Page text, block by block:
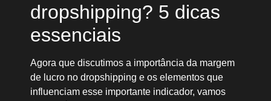
dropshipping? 5 dicas
essenciais
Agora que discutimos a importância da margem
de lucro no dropshipping e os elementos que
influenciam esse importante indicador, vamos